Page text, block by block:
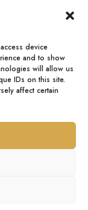
device
and to show
will allow us
IDs on this site.
affect certain
Tiina oli
valtavasti
Kreit.